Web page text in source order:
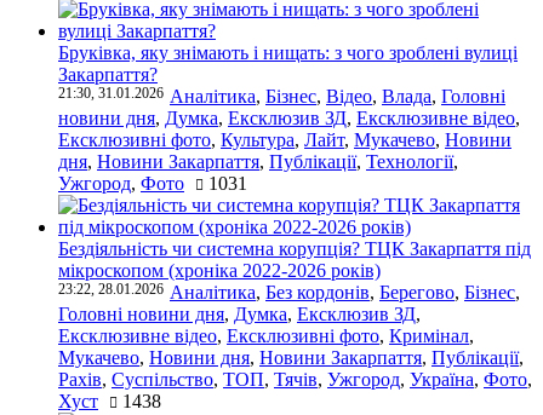
Бруківка, яку знімають і нищать: з чого зроблені вулиці
Закарпаття?
21:30, 31.01.2026 Аналітика, Бізнес, Відео, Влада, Головні
новини дня, Думка, Ексклюзив ЗД, Ексклюзивне відео,
Ексклюзивні фото, Культура, Лайт, Мукачево, Новини
дня, Новини Закарпаття, Публікації, Технології,
Ужгород, Фото 1031
Бездіяльність чи системна корупція? ТЦК Закарпаття під
мікроскопом (хроніка 2022-2026 років)
23:22, 28.01.2026 Аналітика, Без кордонів, Берегово, Бізнес,
Головні новини дня, Думка, Ексклюзив ЗД,
Ексклюзивне відео, Ексклюзивні фото, Кримінал,
Мукачево, Новини дня, Новини Закарпаття, Публікації,
Рахів, Суспільство, ТОП, Тячів, Ужгород, Україна, Фото,
Хуст
1438